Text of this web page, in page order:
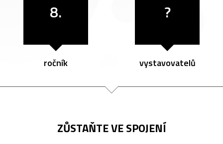
8.
ročník
?
vystavovatelů
ZŮSTAŇTE VE SPOJENÍ